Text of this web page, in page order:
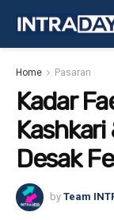
Home Pasaran
Kadar
Kashkari
Desak
by Team